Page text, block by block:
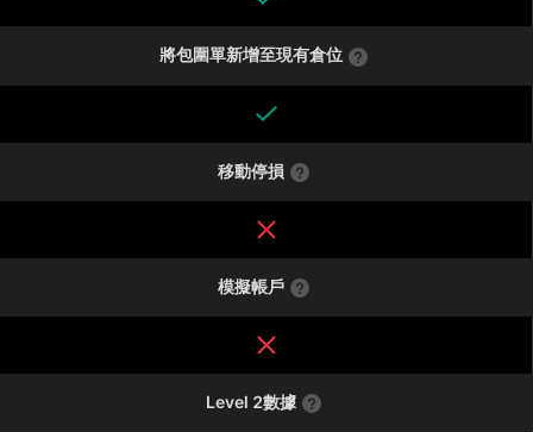
將包圍單新增至現有倉位
移動停損
模擬帳戶
Level 2數據